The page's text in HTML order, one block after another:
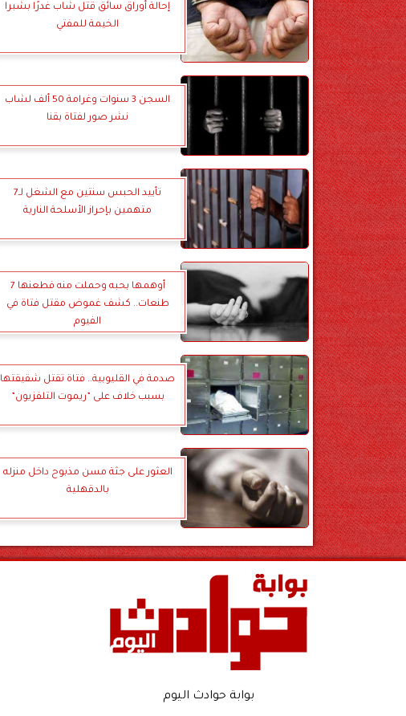
إحالة أوراق سائق قتل شاب غدرًا بشبرا
الخيمة للمفتي
السجن 3 سنوات وغرامة 50 ألف لشاب
نشر صور لفتاة بقنا
تأييد الحبس سنتين مع الشغل لـ7
متهمين بإحراز الأسلحة النارية
أوهمها بحبه وحملت منه فطعنها 7
طنعات.. كشف غموض مقتل فتاة في
الفيوم
صدمة في القليوبية.. فتاة تقتل شقيقتها
بسبب خلاف على ”ريموت التلفزيون”
العثور على جثة مسن مذبوح داخل منزله
بالدقهلية
بوابة حوادث اليوم